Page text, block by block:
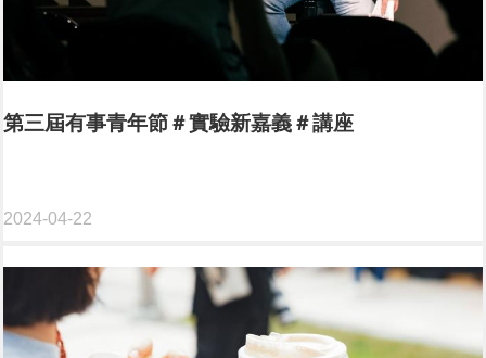
第三屆有事青年節＃實驗新嘉義＃講座
2024-04-22